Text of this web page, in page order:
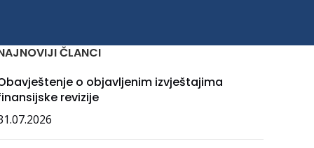
ČLANCI
o objavljenim izvještajima
revizije